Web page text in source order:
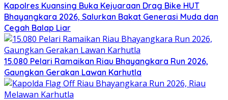
Kapolres Kuansing Buka Kejuaraan Drag Bike HUT
Bhayangkara 2026, Salurkan Bakat Generasi Muda dan
Cegah Balap Liar
15.080 Pelari Ramaikan Riau Bhayangkara Run 2026,
Gaungkan Gerakan Lawan Karhutla